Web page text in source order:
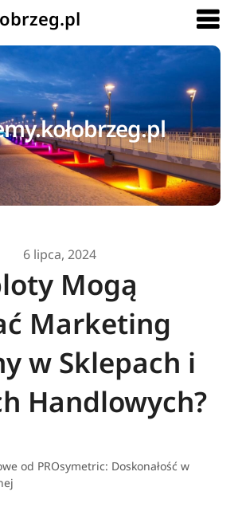
6 lipca, 2024
Mogą
Marketing
w Sklepach i
Handlowych?
od PROsymetric: Doskonałość w